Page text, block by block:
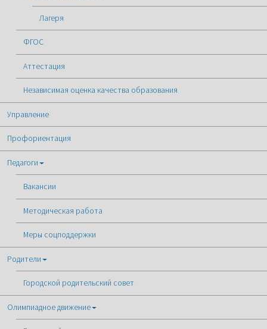
Лагеря
ФГОС
Аттестация
Независимая оценка качества образования
Управление
Профориентация
Педагоги
Вакансии
Методическая работа
Меры соцподдержки
Родители
Городской родительский совет
Олимпиадное движение